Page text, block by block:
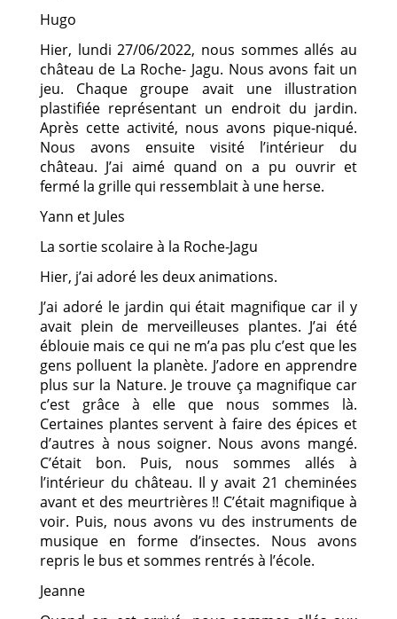
Hugo
Hier, lundi 27/06/2022, nous sommes allés au
château de La Roche- Jagu. Nous avons fait un
jeu. Chaque groupe avait une illustration
plastifiée représentant un endroit du jardin.
Après cette activité, nous avons pique-niqué.
Nous avons ensuite visité l’intérieur du
château. J’ai aimé quand on a pu ouvrir et
fermé la grille qui ressemblait à une herse.
Yann et Jules
La sortie scolaire à la Roche-Jagu
Hier, j’ai adoré les deux animations.
J’ai adoré le jardin qui était magnifique car il y
avait plein de merveilleuses plantes. J’ai été
éblouie mais ce qui ne m’a pas plu c’est que les
gens polluent la planète. J’adore en apprendre
plus sur la Nature. Je trouve ça magnifique car
c’est grâce à elle que nous sommes là.
Certaines plantes servent à faire des épices et
d’autres à nous soigner. Nous avons mangé.
C’était bon. Puis, nous sommes allés à
l’intérieur du château. Il y avait 21 cheminées
avant et des meurtrières !! C’était magnifique à
voir. Puis, nous avons vu des instruments de
musique en forme d’insectes. Nous avons
repris le bus et sommes rentrés à l’école.
Jeanne